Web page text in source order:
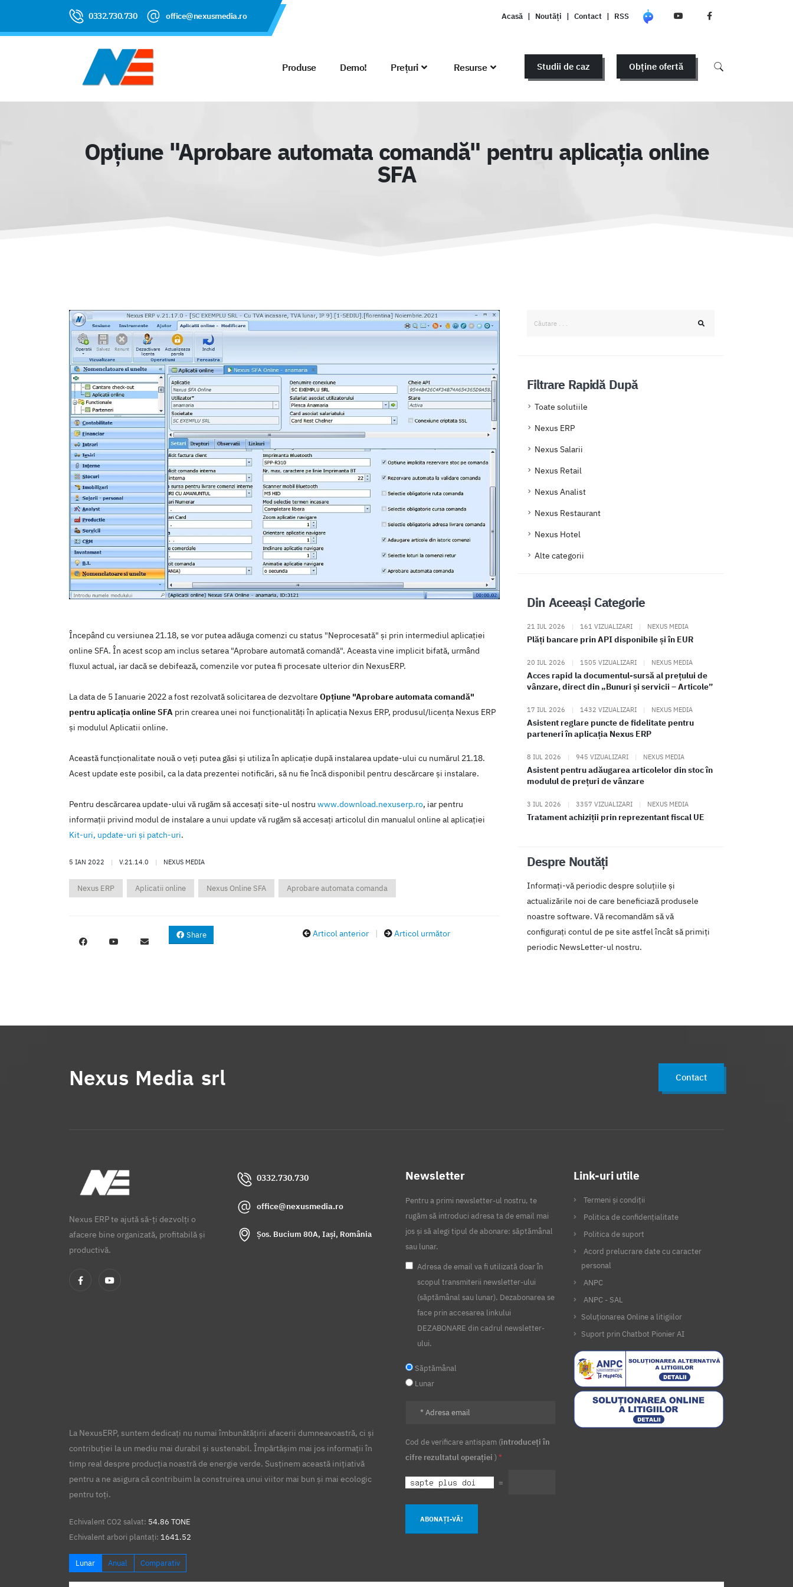
0332.730.730 office@nexusmedia.ro Acasă | Noutăți | Contact | RSS
Produse Demo! Prețuri Resurse Studii de caz Obține ofertă
Opțiune "Aprobare automata comandă" pentru aplicația online
SFA
Începând cu versiunea 21.18, se vor putea adăuga comenzi cu status "Neprocesată" și prin intermediul aplicației
online SFA. În acest scop am inclus setarea "Aprobare automată comandă". Aceasta vine implicit bifată, urmând
fluxul actual, iar dacă se debifează, comenzile vor putea fi procesate ulterior din NexusERP.
La data de 5 Ianuarie 2022 a fost rezolvată solicitarea de dezvoltare Opțiune "Aprobare automata comandă"
pentru aplicația online SFA prin crearea unei noi funcţionalităţi în aplicaţia Nexus ERP, produsul/licenţa Nexus ERP
şi modulul Aplicatii online.
Această funcţionalitate nouă o veţi putea găsi şi utiliza în aplicaţie după instalarea update-ului cu numărul 21.18.
Acest update este posibil, ca la data prezentei notificări, să nu fie încă disponibil pentru descărcare şi instalare.
Pentru descărcarea update-ului vă rugăm să accesaţi site-ul nostru www.download.nexuserp.ro, iar pentru
informaţii privind modul de instalare a unui update vă rugăm să accesaţi articolul din manualul online al aplicaţiei
Kit-uri, update-uri şi patch-uri.
5 IAN 2022 | V.21.14.0 | NEXUS MEDIA
Nexus ERP Aplicatii online Nexus Online SFA Aprobare automata comanda
Share Articol anterior | Articol următor
Filtrare Rapidă După
Toate solutiile
Nexus ERP
Nexus Salarii
Nexus Retail
Nexus Analist
Nexus Restaurant
Nexus Hotel
Alte categorii
Din Aceeași Categorie
21 IUL 2026 | 161 VIZUALIZARI | NEXUS MEDIA
Plăți bancare prin API disponibile și în EUR
20 IUL 2026 | 1505 VIZUALIZARI | NEXUS MEDIA
Acces rapid la documentul-sursă al prețului de
vânzare, direct din „Bunuri și servicii – Articole”
17 IUL 2026 | 1432 VIZUALIZARI | NEXUS MEDIA
Asistent reglare puncte de fidelitate pentru
parteneri în aplicația Nexus ERP
8 IUL 2026 | 945 VIZUALIZARI | NEXUS MEDIA
Asistent pentru adăugarea articolelor din stoc în
modulul de prețuri de vânzare
3 IUL 2026 | 3357 VIZUALIZARI | NEXUS MEDIA
Tratament achiziții prin reprezentant fiscal UE
Despre Noutăți
Informați-vă periodic despre soluțiile și
actualizările noi de care beneficiază produsele
noastre software. Vă recomandăm să vă
configurați contul de pe site astfel încât să primiți
periodic NewsLetter-ul nostru.
Nexus Media srl Contact
Nexus ERP te ajută să-ți dezvolți o
afacere bine organizată, profitabilă și
productivă.
0332.730.730
office@nexusmedia.ro
Șos. Bucium 80A, Iași, România
Newsletter
Pentru a primi newsletter-ul nostru, te
rugăm să introduci adresa ta de email mai
jos și să alegi tipul de abonare: săptămânal
sau lunar.
Adresa de email va fi utilizată doar în
scopul transmiterii newsletter-ului
(săptămânal sau lunar). Dezabonarea se
face prin accesarea linkului
DEZABONARE din cadrul newsletter-
ului.
Săptămânal
Lunar
Cod de verificare antispam (introduceți în
cifre rezultatul operației ) *
=
ABONAȚI-VĂ!
Link-uri utile
Termeni și condiții
Politica de confidențialitate
Politica de suport
Acord prelucrare date cu caracter
personal
ANPC
ANPC - SAL
Soluționarea Online a litigiilor
Suport prin Chatbot Pionier AI
La NexusERP, suntem dedicați nu numai îmbunătățirii afacerii dumneavoastră, ci și
contribuției la un mediu mai durabil și sustenabil. Împărtășim mai jos informații în
timp real despre producția noastră de energie verde. Susținem această inițiativă
pentru a ne asigura că contribuim la construirea unui viitor mai bun și mai ecologic
pentru toți.
Echivalent CO2 salvat: 54.86 TONE
Echivalent arbori plantați: 1641.52
Lunar Anual Comparativ